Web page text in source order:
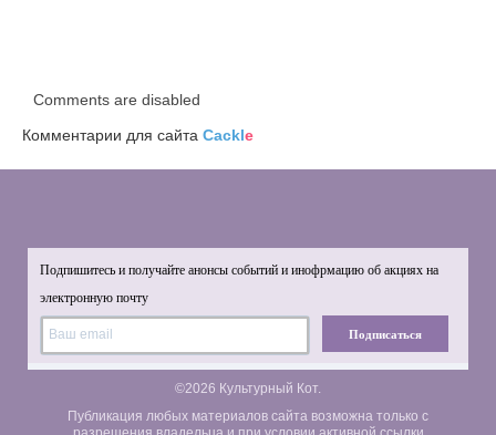
Comments are disabled
Комментарии для сайта Cackle
Подпишитесь и получайте анонсы событий и инофрмацию об акциях на
электронную почту
Подписаться
©2026 Культурный Кот.
Публикация любых материалов сайта возможна только с